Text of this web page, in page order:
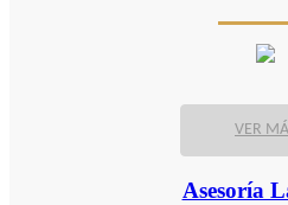
VER
Asesoría